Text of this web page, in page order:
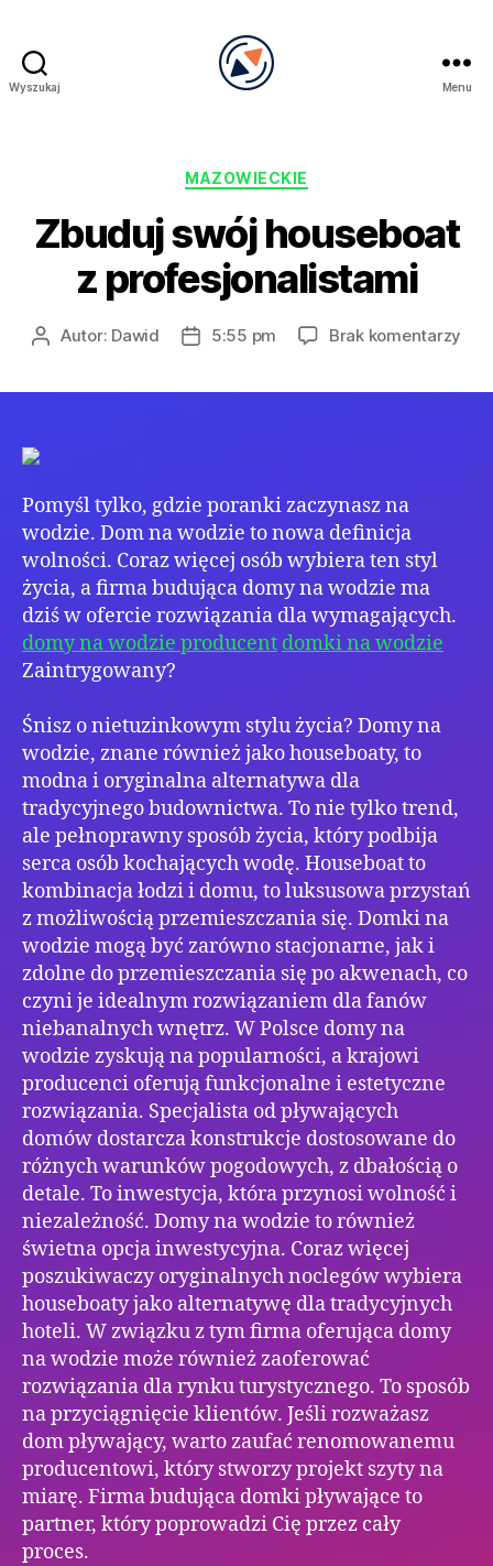
Wyszukaj Menu
Kategorie
MAZOWIECKIE
Zbuduj swój houseboat
z profesjonalistami
AutorAutor: Dawid
Data5:55 pm Brak komentarzy
Pomyśl tylko, gdzie poranki zaczynasz na
wodzie. Dom na wodzie to nowa definicja
wolności. Coraz więcej osób wybiera ten styl
życia, a firma budująca domy na wodzie ma
dziś w ofercie rozwiązania dla wymagających.
domy na wodzie producent domki na wodzie
Zaintrygowany?
Śnisz o nietuzinkowym stylu życia? Domy na
wodzie, znane również jako houseboaty, to
modna i oryginalna alternatywa dla
tradycyjnego budownictwa. To nie tylko trend,
ale pełnoprawny sposób życia, który podbija
serca osób kochających wodę. Houseboat to
kombinacja łodzi i domu, to luksusowa przystań
z możliwością przemieszczania się. Domki na
wodzie mogą być zarówno stacjonarne, jak i
zdolne do przemieszczania się po akwenach, co
czyni je idealnym rozwiązaniem dla fanów
niebanalnych wnętrz. W Polsce domy na
wodzie zyskują na popularności, a krajowi
producenci oferują funkcjonalne i estetyczne
rozwiązania. Specjalista od pływających
domów dostarcza konstrukcje dostosowane do
różnych warunków pogodowych, z dbałością o
detale. To inwestycja, która przynosi wolność i
niezależność. Domy na wodzie to również
świetna opcja inwestycyjna. Coraz więcej
poszukiwaczy oryginalnych noclegów wybiera
houseboaty jako alternatywę dla tradycyjnych
hoteli. W związku z tym firma oferująca domy
na wodzie może również zaoferować
rozwiązania dla rynku turystycznego. To sposób
na przyciągnięcie klientów. Jeśli rozważasz
dom pływający, warto zaufać renomowanemu
producentowi, który stworzy projekt szyty na
miarę. Firma budująca domki pływające to
partner, który poprowadzi Cię przez cały
proces.